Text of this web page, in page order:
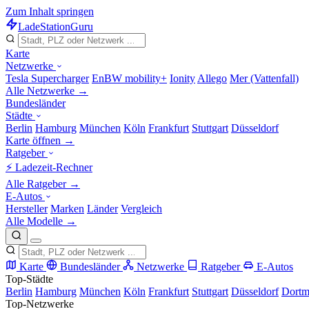
Zum Inhalt springen
LadeStationGuru
Karte
Netzwerke
Tesla Supercharger EnBW mobility+ Ionity Allego Mer (Vattenfall)
Alle Netzwerke →
Bundesländer
Städte
Berlin Hamburg München Köln Frankfurt Stuttgart Düsseldorf
Karte öffnen →
Ratgeber
⚡ Ladezeit-Rechner
Alle Ratgeber →
E-Autos
Hersteller Marken Länder Vergleich
Alle Modelle →
Karte Bundesländer Netzwerke Ratgeber
E-Autos
Top-Städte
Berlin Hamburg München Köln Frankfurt Stuttgart Düsseldorf
Top-Netzwerke